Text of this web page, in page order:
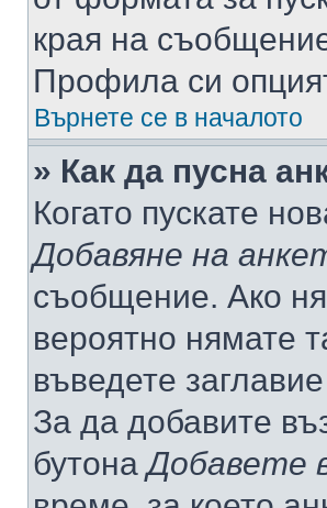
края на
Профила си
Върнете се в началото
» Как да пусна
Когато пускате
Добавяне на
съобщение. Ако
вероятно нямате
въведете
За да добавите
бутонаДобавете